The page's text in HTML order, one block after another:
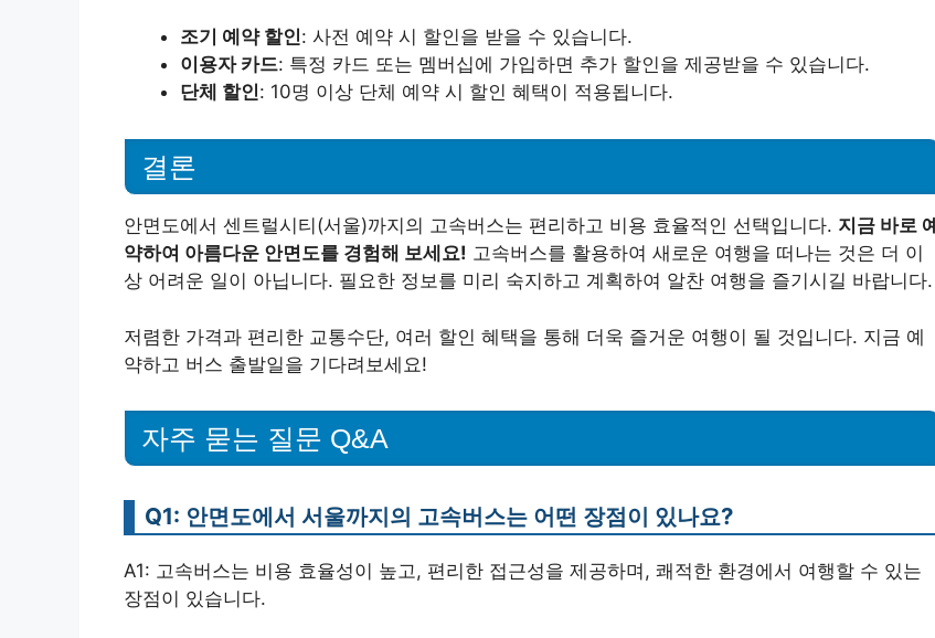
조기 예약 할인: 사전 예약 시 할인을 받을 수 있습니다.
이용자 카드: 특정 카드 또는 멤버십에 가입하면 추가 할인을 제공받을 수 있습니다.
단체 할인: 10명 이상 단체 예약 시 할인 혜택이 적용됩니다.
결론
안면도에서 센트럴시티(서울)까지의 고속버스는 편리하고 비용 효율적인 선택입니다. 지금 바로 예
약하여 아름다운 안면도를 경험해 보세요! 고속버스를 활용하여 새로운 여행을 떠나는 것은 더 이
상 어려운 일이 아닙니다. 필요한 정보를 미리 숙지하고 계획하여 알찬 여행을 즐기시길 바랍니다.
저렴한 가격과 편리한 교통수단, 여러 할인 혜택을 통해 더욱 즐거운 여행이 될 것입니다. 지금 예
약하고 버스 출발일을 기다려보세요!
자주 묻는 질문 Q&A
Q1: 안면도에서 서울까지의 고속버스는 어떤 장점이 있나요?
A1: 고속버스는 비용 효율성이 높고, 편리한 접근성을 제공하며, 쾌적한 환경에서 여행할 수 있는
장점이 있습니다.